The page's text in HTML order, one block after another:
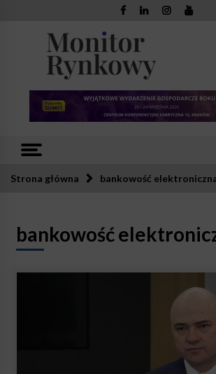
Strona główna bankowość
bankowość